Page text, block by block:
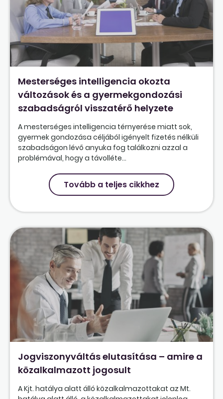
Mesterséges intelligencia okozta
változások és a gyermekgondozási
szabadságról visszatérő helyzete
A mesterséges intelligencia térnyerése miatt sok,
gyermek gondozása céljából igényelt fizetés nélküli
szabadságon lévő anyuka fog találkozni azzal a
problémával, hogy a távolléte...
Tovább a teljes cikkhez
Jogviszonyváltás elutasítása – amire a
közalkalmazott jogosult
A Kjt. hatálya alatt álló közalkalmazottakat az Mt.